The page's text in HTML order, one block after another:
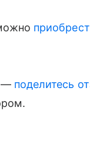
— поделитесь